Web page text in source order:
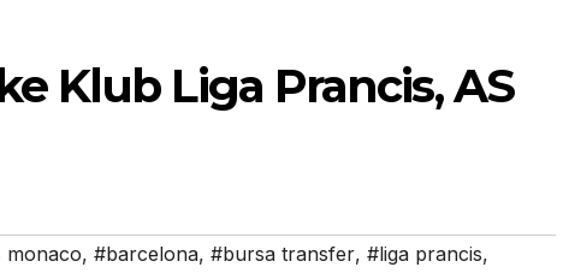
Klub Liga Prancis, AS
monaco, #barcelona, #bursa transfer, #liga prancis,